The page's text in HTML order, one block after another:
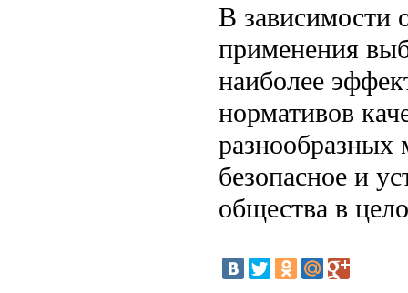
В зависимости
применения
наиболее
нормативов
разнообразных
безопасное и
общества в